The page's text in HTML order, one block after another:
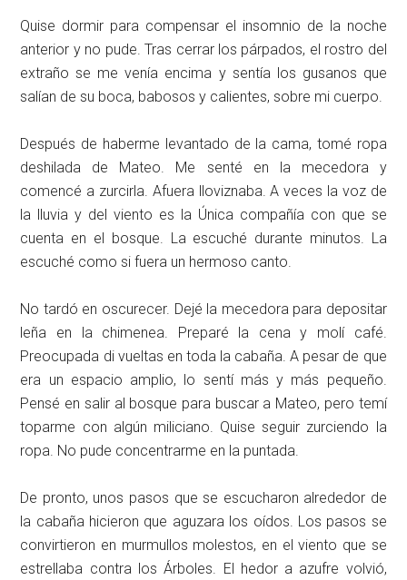
Quise dormir para compensar el insomnio de la noche
anterior y no pude. Tras cerrar los párpados, el rostro del
extraño se me venía encima y sentía los gusanos que
salían de su boca, babosos y calientes, sobre mi cuerpo.
Después de haberme levantado de la cama, tomé ropa
deshilada de Mateo. Me senté en la mecedora y
comencé a zurcirla. Afuera lloviznaba. A veces la voz de
la lluvia y del viento es la Única compañía con que se
cuenta en el bosque. La escuché durante minutos. La
escuché como si fuera un hermoso canto.
No tardó en oscurecer. Dejé la mecedora para depositar
leña en la chimenea. Preparé la cena y molí café.
Preocupada di vueltas en toda la cabaña. A pesar de que
era un espacio amplio, lo sentí más y más pequeño.
Pensé en salir al bosque para buscar a Mateo, pero temí
toparme con algún miliciano. Quise seguir zurciendo la
ropa. No pude concentrarme en la puntada.
De pronto, unos pasos que se escucharon alrededor de
la cabaña hicieron que aguzara los oídos. Los pasos se
convirtieron en murmullos molestos, en el viento que se
estrellaba contra los Árboles. El hedor a azufre volvió,